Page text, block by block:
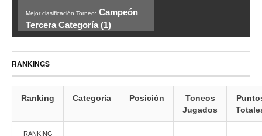
Mejor clasificación Torneo: Campeón
Tercera Categoría (1)
RANKINGS
Ranking Categoría Posición
Toneos
Jugados
RANKING